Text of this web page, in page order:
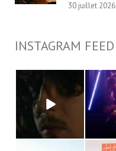
30 juillet 2026
INSTAGRAM FEED